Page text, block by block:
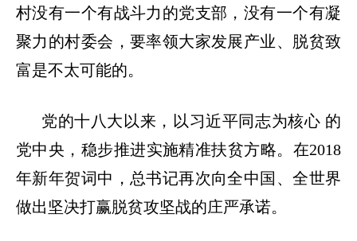
村没有一个有战斗力的党支部，没有一个有凝
聚力的村委会，要率领大家发展产业、脱贫致
富是不太可能的。
党的十八大以来，以习近平同志为核心 的
党中央，稳步推进实施精准扶贫方略。在2018
年新年贺词中，总书记再次向全中国、全世界
做出坚决打赢脱贫攻坚战的庄严承诺。